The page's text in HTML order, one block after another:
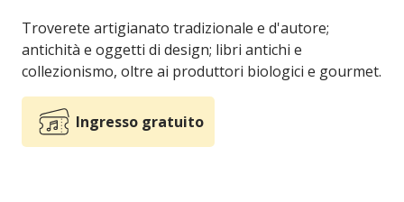
Troverete artigianato tradizionale e d'autore;
antichità e oggetti di design; libri antichi e
collezionismo, oltre ai produttori biologici e gourmet.
Ingresso gratuito